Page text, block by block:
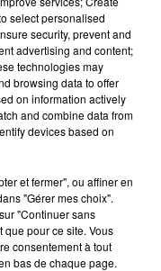
select personalised
security, prevent and
advertising and content;
technologies may
browsing data to offer
on information actively
and combine data from
devices based on
et fermer", ou affiner en
"Gérer mes choix".
"Continuer sans
pour ce site. Vous
consentement à tout
bas de chaque page.